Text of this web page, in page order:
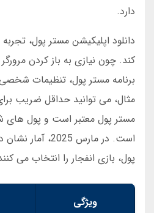
دارد.
دانلود اپلیکیشن مستر پول، تجربه
کند. چون نیازی به باز کردن
برنامه مستر پول، تنظیمات
مثال، می توانید حداقل ضریب
مستر پول معتبر است و پول های
پول، بازی انفجار را انتخاب می
ویژگی